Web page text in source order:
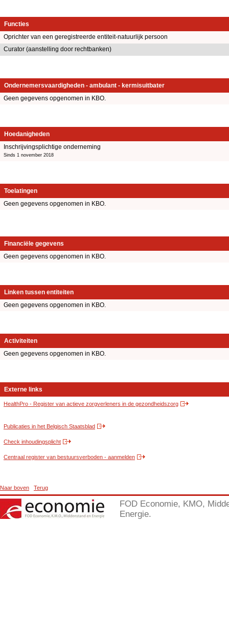
Functies
Oprichter van een geregistreerde entiteit-natuurlijk persoon
Curator (aanstelling door rechtbanken)
Ondernemersvaardigheden - ambulant - kermisuitbater
Geen gegevens opgenomen in KBO.
Hoedanigheden
Inschrijvingsplichtige onderneming
Sinds 1 november 2018
Toelatingen
Geen gegevens opgenomen in KBO.
Financiële gegevens
Geen gegevens opgenomen in KBO.
Linken tussen entiteiten
Geen gegevens opgenomen in KBO.
Activiteiten
Geen gegevens opgenomen in KBO.
Externe links
HealthPro - Register van actieve zorgverleners in de gezondheidszorg
Publicaties in het Belgisch Staatsblad
Check inhoudingsplicht
Centraal register van bestuursverboden - aanmelden
Naar boven Terug
FOD Economie, KMO,
Energie.